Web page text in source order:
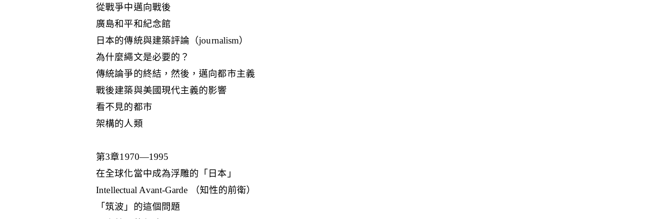
從戰爭中邁向戰後
廣島和平和紀念館
日本的傳統與建築評論（journalism）
為什麼繩文是必要的？
傳統論爭的終結，然後，邁向都市主義
戰後建築與美國現代主義的影響
看不見的都市
架構的人類
第3章1970—1995
在全球化當中成為浮雕的「日本」
Intellectual Avant-Garde （知性的前衛）
「筑波」的這個問題